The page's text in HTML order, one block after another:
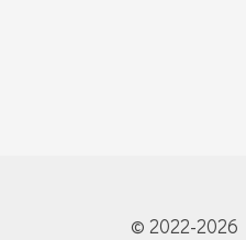
© 2022-2026